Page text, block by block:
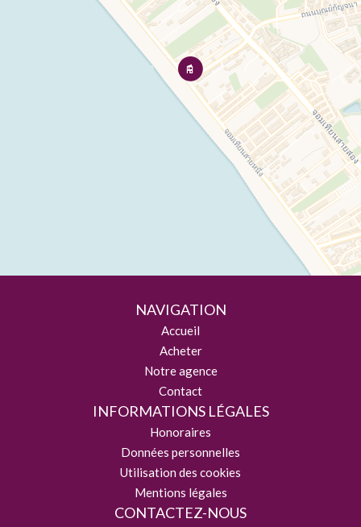
NAVIGATION
Accueil
Acheter
Notre agence
Contact
INFORMATIONS LÉGALES
Honoraires
Données personnelles
Utilisation des cookies
Mentions légales
CONTACTEZ-NOUS